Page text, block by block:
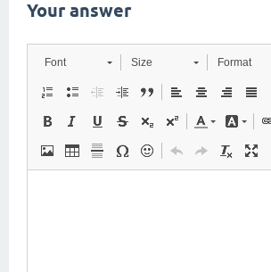
Your answer
Font Size Format